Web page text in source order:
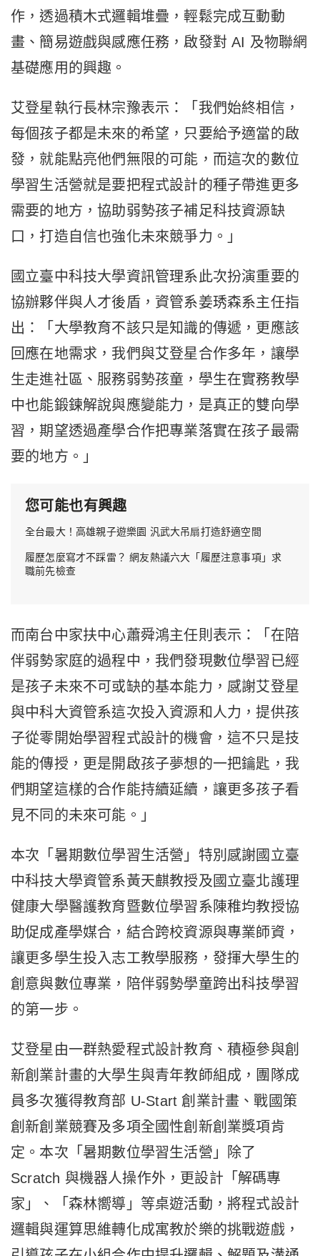
作，透過積木式邏輯堆疊，輕鬆完成互動動
畫、簡易遊戲與感應任務，啟發對 AI 及物聯網
基礎應用的興趣。
艾登星執行長林宗豫表示：「我們始終相信，
每個孩子都是未來的希望，只要給予適當的啟
發，就能點亮他們無限的可能，而這次的數位
學習生活營就是要把程式設計的種子帶進更多
需要的地方，協助弱勢孩子補足科技資源缺
口，打造自信也強化未來競爭力。」
國立臺中科技大學資訊管理系此次扮演重要的
協辦夥伴與人才後盾，資管系姜琇森系主任指
出：「大學教育不該只是知識的傳遞，更應該
回應在地需求，我們與艾登星合作多年，讓學
生走進社區、服務弱勢孩童，學生在實務教學
中也能鍛鍊解說與應變能力，是真正的雙向學
習，期望透過產學合作把專業落實在孩子最需
要的地方。」
您可能也有興趣
全台最大！高雄親子遊樂園 汎武大吊扇打造舒適空間
履歷怎麼寫才不踩雷？ 網友熱議六大「履歷注意事項」求
職前先檢查
而南台中家扶中心蕭舜鴻主任則表示：「在陪
伴弱勢家庭的過程中，我們發現數位學習已經
是孩子未來不可或缺的基本能力，感謝艾登星
與中科大資管系這次投入資源和人力，提供孩
子從零開始學習程式設計的機會，這不只是技
能的傳授，更是開啟孩子夢想的一把鑰匙，我
們期望這樣的合作能持續延續，讓更多孩子看
見不同的未來可能。」
本次「暑期數位學習生活營」特別感謝國立臺
中科技大學資管系黃天麒教授及國立臺北護理
健康大學醫護教育暨數位學習系陳稚均教授協
助促成產學媒合，結合跨校資源與專業師資，
讓更多學生投入志工教學服務，發揮大學生的
創意與數位專業，陪伴弱勢學童跨出科技學習
的第一步。
艾登星由一群熱愛程式設計教育、積極參與創
新創業計畫的大學生與青年教師組成，團隊成
員多次獲得教育部 U-Start 創業計畫、戰國策
創新創業競賽及多項全國性創新創業獎項肯
定。本次「暑期數位學習生活營」除了
Scratch 與機器人操作外，更設計「解碼專
家」、「森林嚮導」等桌遊活動，將程式設計
邏輯與運算思維轉化成寓教於樂的挑戰遊戲，